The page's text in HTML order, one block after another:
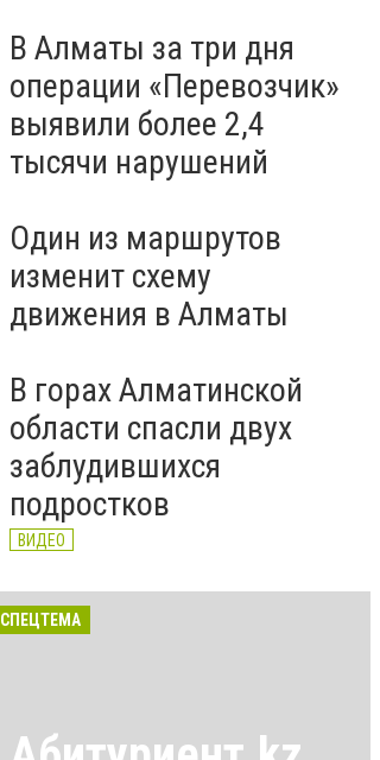
В Алматы за три дня
операции «Перевозчик»
выявили более 2,4
тысячи нарушений
Один из маршрутов
изменит схему
движения в Алматы
В горах Алматинской
области спасли двух
заблудившихся
подростков
ВИДЕО
СПЕЦТЕМА